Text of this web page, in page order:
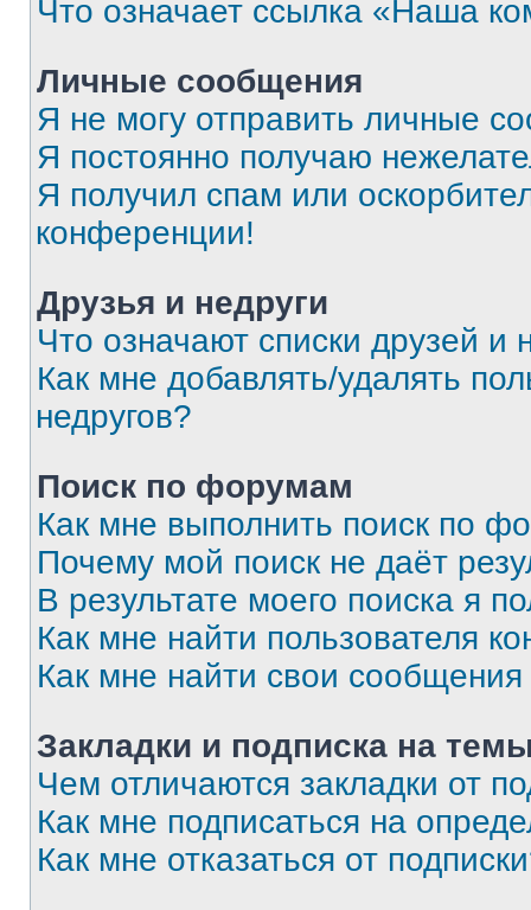
Что означает ссылка «Наша
Личные сообщения
Я не могу отправить личные
Я постоянно получаю
Я получил спам или
конференции!
Друзья и недруги
Что означают списки друзей и
Как мне добавлять/удалять
недругов?
Поиск по форумам
Как мне выполнить поиск по
Почему мой поиск не даёт
В результате моего поиска я
Как мне найти пользователя
Как мне найти свои
Закладки и подписка на
Чем отличаются закладки от
Как мне подписаться на
Как мне отказаться от